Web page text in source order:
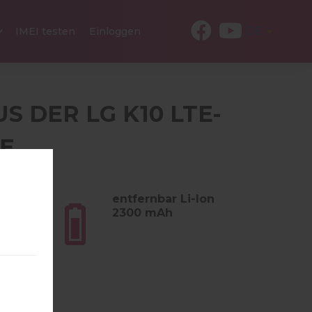
IMEI testen Einloggen
DER LG K10 LTE-
entfernbar Li-Ion
2300 mAh